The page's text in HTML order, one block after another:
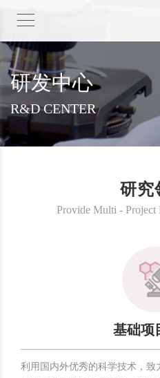
研发中心
R&D CENTER
研究
Provide Multi - Project
基础项
利用国内外优秀的科学技术，